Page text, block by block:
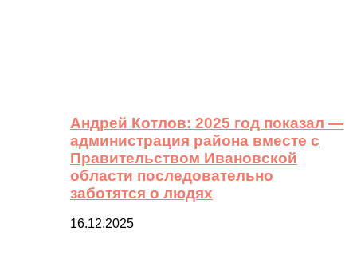
Андрей Котлов: 2025 год показал —
администрация района вместе с
Правительством Ивановской
области последовательно
заботятся о людях
16.12.2025